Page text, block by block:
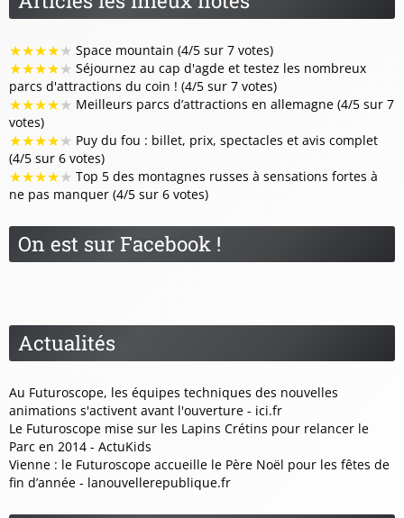
★★★★★ Space mountain (4/5 sur 7 votes)
★★★★★ Séjournez au cap d'agde et testez les nombreux
parcs d'attractions du coin ! (4/5 sur 7 votes)
★★★★★ Meilleurs parcs d’attractions en allemagne (4/5 sur 7
votes)
★★★★★ Puy du fou : billet, prix, spectacles et avis complet
(4/5 sur 6 votes)
★★★★★ Top 5 des montagnes russes à sensations fortes à
ne pas manquer (4/5 sur 6 votes)
On est sur Facebook !
Actualités
Au Futuroscope, les équipes techniques des nouvelles
animations s'activent avant l'ouverture - ici.fr
Le Futuroscope mise sur les Lapins Crétins pour relancer le
Parc en 2014 - ActuKids
Vienne : le Futuroscope accueille le Père Noël pour les fêtes de
fin d’année - lanouvellerepublique.fr